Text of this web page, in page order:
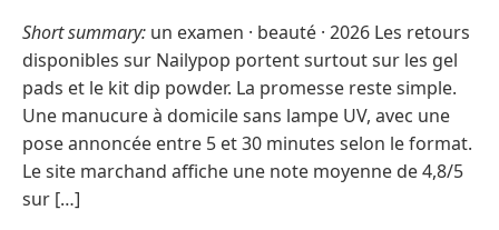
Short summary: un examen · beauté · 2026 Les retours
disponibles sur Nailypop portent surtout sur les gel
pads et le kit dip powder. La promesse reste simple.
Une manucure à domicile sans lampe UV, avec une
pose annoncée entre 5 et 30 minutes selon le format.
Le site marchand affiche une note moyenne de 4,8/5
sur […]